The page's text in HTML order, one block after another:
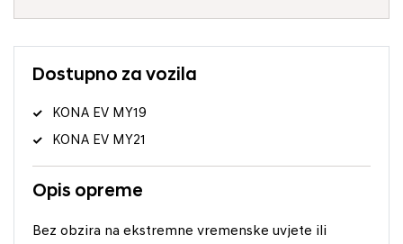
Dostupno za vozila
KONA EV MY19
KONA EV MY21
Opis opreme
Bez obzira na ekstremne vremenske uvjete ili